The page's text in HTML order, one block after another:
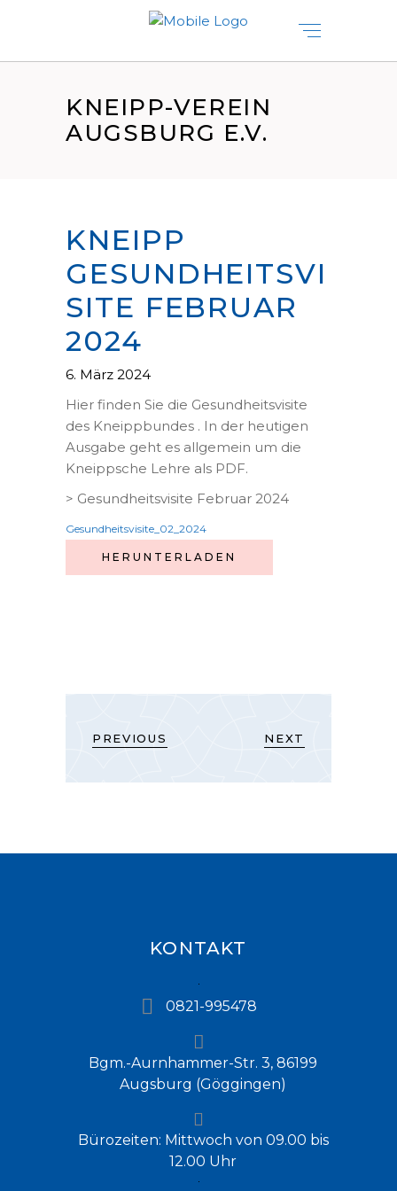
KNEIPP-VEREIN
AUGSBURG E.V.
KNEIPP
GESUNDHEITSVI
SITE FEBRUAR
2024
6. März 2024
Hier finden Sie die Gesundheitsvisite
des Kneippbundes . In der heutigen
Ausgabe geht es allgemein um die
Kneippsche Lehre als PDF.
> Gesundheitsvisite Februar 2024
Gesundheitsvisite_02_2024
HERUNTERLADEN
PREVIOUS NEXT
KONTAKT
0821-995478
Bgm.-Aurnhammer-Str. 3, 86199
Augsburg (Göggingen)
Bürozeiten: Mittwoch von 09.00 bis
12.00 Uhr